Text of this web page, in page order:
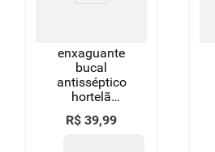
enxaguante
bucal
antisséptico
hortelã
listerine cool
mint
R$ 39,99